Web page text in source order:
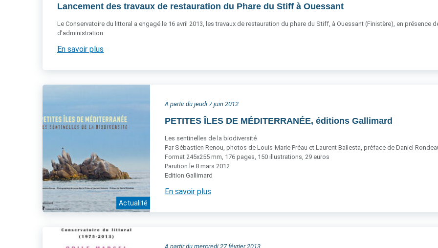
Lancement des travaux de restauration du Phare du Stiff à Ouessant
Le Conservatoire du littoral a engagé le 16 avril 2013, les travaux de restauration du phare du Stiff, à Ouessant (Finistère), en présence
d’administration.
En savoir plus
Actualité
A partir du jeudi 7 juin 2012
PETITES ÎLES DE MÉDITERRANÉE, éditions Gallimard
Les sentinelles de la biodiversité
Par Sébastien Renou, photos de Louis-Marie Préau et Laurent Ballesta, préface de Daniel
Format 245x255 mm, 176 pages, 150 illustrations, 29 euros
Parution le 8 mars 2012
Edition Gallimard
En savoir plus
A partir du mercredi 27 février 2013